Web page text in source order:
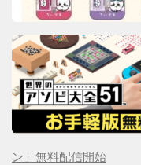
ン」無料配信開始